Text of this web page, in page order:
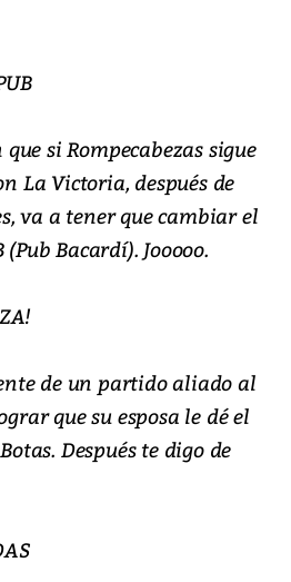
si Rompecabezas sigue
La Victoria, después de
va a tener que cambiar el
Bacardí). Jooooo.
de un partido aliado al
que su esposa le dé el
Después te digo de